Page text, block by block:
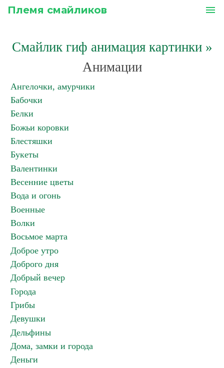
Племя смайликов menu
Смайлик гиф анимация картинки»
Анимации
Ангелочки, амурчики
Бабочки
Белки
Божьи коровки
Блестяшки
Букеты
Валентинки
Весенние цветы
Вода и огонь
Военные
Волки
Восьмое марта
Доброе утро
Доброго дня
Добрый вечер
Города
Грибы
Девушки
Дельфины
Дома, замки и города
Деньги